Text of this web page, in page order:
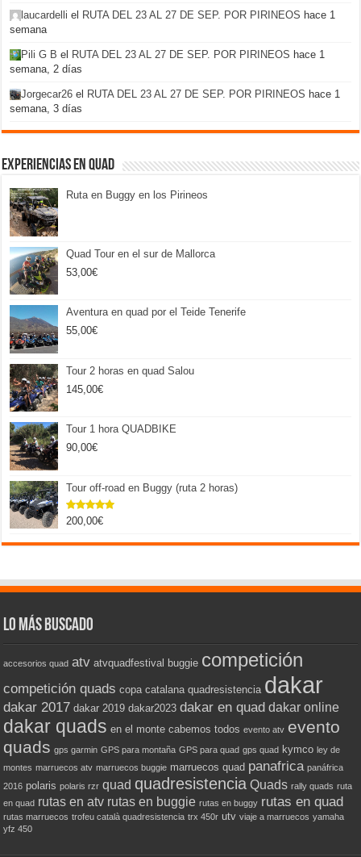
laucardelli el RUTA DEL 23 AL 27 DE SEP. POR PIRINEOS hace 1
semana
Pili G B el RUTA DEL 23 AL 27 DE SEP. POR PIRINEOS hace 1
semana, 2 días
Jorgecar26 el RUTA DEL 23 AL 27 DE SEP. POR PIRINEOS hace 1
semana, 3 días
Experiencias en Quad
Ruta en Buggy en los Pirineos
Quad Tour en el sur de Mallorca
53,00€
Aventura en quad por el Teide Tenerife
55,00€
Tour 2 horas en quad Salou
145,00€
Tour 1 hora QUADBIKE
90,00€
Tour off-road en Buggy (ruta 2 horas)
Valorado
de 5
200,00€
Lo más buscado
accesorios quad atv atvquadfestival buggie competición
competición quads copa catalana quadresistencia dakar
dakar 2017 dakar 2019 dakar2023 dakar en quad dakar online
dakar quads en el monte cabemos todos evento atv evento
quads gps garmin GPS para montaña GPS para quad gps quad kymco ley de
montes marruecos atv marruecos buggie marruecos quad panafrica panáfrica
2016 polaris polaris rzr quad quadresistencia Quads rally quads ruta
en quad rutas en atv rutas en buggie rutas en buggy rutas en quad
rutas marruecos trofeu català quadresistencia trx 450r utv viaje a marruecos yamaha
yfz 450